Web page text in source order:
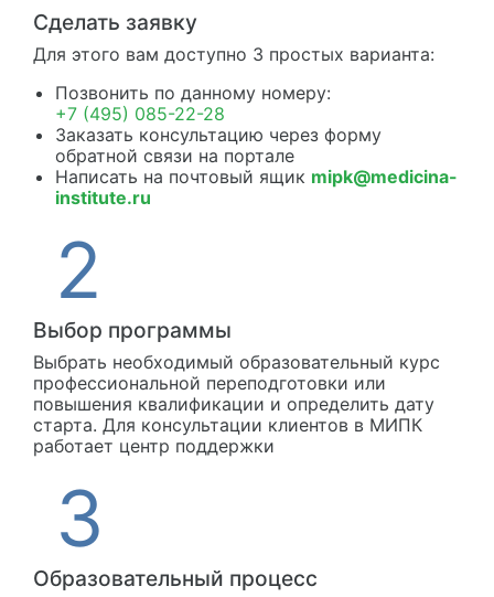
Сделать заявку
Для этого вам доступно 3 простых варианта:
Позвонить по данному номеру:
+7 (495) 085-22-28
Заказать консультацию через форму
обратной связи на портале
Написать на почтовый ящик mipk@medicina-
institute.ru
Выбор программы
Выбрать необходимый образовательный курс
профессиональной переподготовки или
повышения квалификации и определить дату
старта. Для консультации клиентов в МИПК
работает центр поддержки
Образовательный процесс